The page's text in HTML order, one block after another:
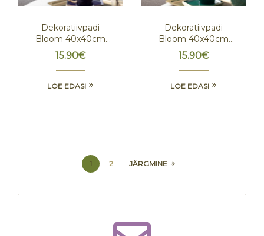
Dekoratiivpadi
Bloom 40x40cm
Kreem
15.90€
LOE EDASI
Dekoratiivpadi
Bloom 40x40cm
Water Green
15.90€
LOE EDASI
1 2 JÄRGMINE